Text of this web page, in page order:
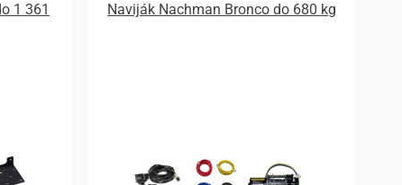
1 361
Naviják Nachman Bronco do 680 kg